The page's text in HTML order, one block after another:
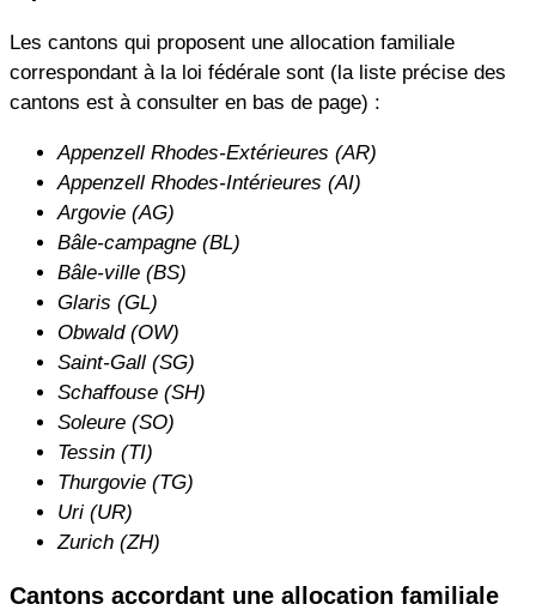
Les cantons qui proposent une allocation familiale
correspondant à la loi fédérale sont (la liste précise des
cantons est à consulter en bas de page) :
Appenzell Rhodes-Extérieures (AR)
Appenzell Rhodes-Intérieures (AI)
Argovie (AG)
Bâle-campagne (BL)
Bâle-ville (BS)
Glaris (GL)
Obwald (OW)
Saint-Gall (SG)
Schaffouse (SH)
Soleure (SO)
Tessin (TI)
Thurgovie (TG)
Uri (UR)
Zurich (ZH)
Cantons accordant une allocation familiale